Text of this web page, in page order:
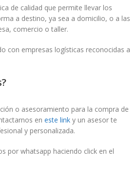
de calidad que permite llevar los
a destino, ya sea a domicilio, o a las
comercio o taller.
con empresas logísticas reconocidas a
o asesoramiento para la compra de
en este link y un asesor te
y personalizada.
por whatsapp haciendo click en el